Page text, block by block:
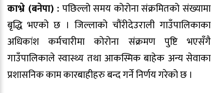
काभ्रे (बनेपा) : पछिल्लो समय कोरोना संक्रमितको संख्यामा
बृद्धि भएको छ । जिल्लाको चौंरीदेउराली गाउँपालिकाका
अधिकांश कर्मचारीमा कोरोना संक्रमण पुष्टि भएसँगै
गाउँपालिकाले स्वास्थ्य तथा आकस्मिक बाहेक अन्य सेवाका
प्रशासनिक काम कारबाहीहरु बन्द गर्ने निर्णय गरेको छ ।